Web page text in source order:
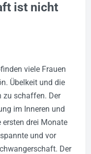
ist nicht
viele Frauen
Übelkeit und die
zu schaffen. Der
im Inneren und
ersten drei Monate
und vor
Der